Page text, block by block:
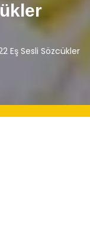
Eş Sesli Sözcükler